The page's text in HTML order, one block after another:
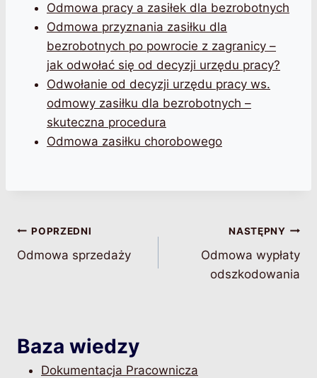
Odmowa pracy a zasiłek dla bezrobotnych
Odmowa przyznania zasiłku dla
bezrobotnych po powrocie z zagranicy –
jak odwołać się od decyzji urzędu pracy?
Odwołanie od decyzji urzędu pracy ws.
odmowy zasiłku dla bezrobotnych –
skuteczna procedura
Odmowa zasiłku chorobowego
Nawigacja
wpisu
POPRZEDNI
Odmowa sprzedaży
NASTĘPNY
Odmowa wypłaty
odszkodowania
Baza wiedzy
Dokumentacja Pracownicza